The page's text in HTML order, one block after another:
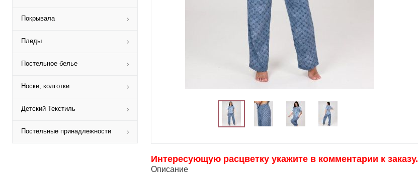
Покрывала
Пледы
Постельное белье
Носки, колготки
Детский Текстиль
Постельные принадлежности
Интересующую расцветку укажите в комментарии к заказу.
Описание